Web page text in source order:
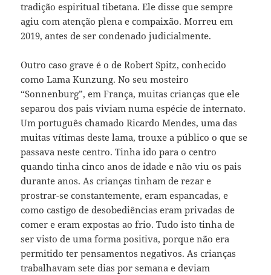
tradição espiritual tibetana. Ele disse que sempre
agiu com atenção plena e compaixão. Morreu em
2019, antes de ser condenado judicialmente.
Outro caso grave é o de Robert Spitz, conhecido
como Lama Kunzung. No seu mosteiro
“Sonnenburg”, em França, muitas crianças que ele
separou dos pais viviam numa espécie de internato.
Um português chamado Ricardo Mendes, uma das
muitas vítimas deste lama, trouxe a público o que se
passava neste centro. Tinha ido para o centro
quando tinha cinco anos de idade e não viu os pais
durante anos. As crianças tinham de rezar e
prostrar-se constantemente, eram espancadas, e
como castigo de desobediências eram privadas de
comer e eram expostas ao frio. Tudo isto tinha de
ser visto de uma forma positiva, porque não era
permitido ter pensamentos negativos. As crianças
trabalhavam sete dias por semana e deviam